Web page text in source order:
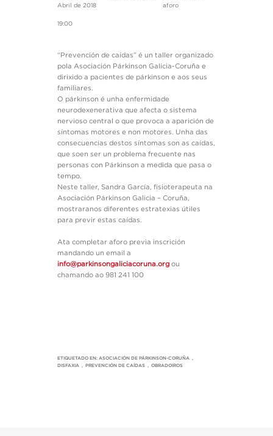
Abril de 2018
19:00
aforo
“Prevención de caídas” é un taller organizado
pola Asociación Párkinson Galicia-Coruña e
dirixido a pacientes de párkinson e aos seus
familiares.
O párkinson é unha enfermidade
neurodexenerativa que afecta o sistema
nervioso central o que provoca a aparición de
síntomas motores e non motores. Unha das
consecuencias destos síntomas son as caídas,
que soen ser un problema frecuente nas
personas con Párkinson a medida que pasa o
tempo.
Neste taller, Sandra García, fisioterapeuta na
Asociación Párkinson Galicia – Coruña,
mostraranos diferentes estratexias útiles
para previr estas caídas.
Ata completar aforo previa inscrición
mandando un email a
info@parkinsongaliciacoruna.orgou
chamando ao 981 241 100
ETIQUETADO EN: ASOCIACIÓN DE PÁRKINSON-CORUÑA,
DISFAXIA, PREVENCIÓN DE CAÍDAS, OBRADOIROS